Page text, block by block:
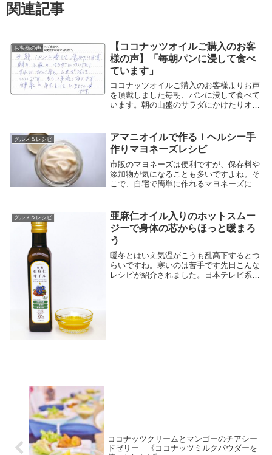
関連記事
お客様の声
【ココナッツオイルご購入のお客
様の声】「毎朝パンに浸して食べ
ています」
ココナッツオイルご購入のお客様よりお声
を頂戴しました毎朝、パンに浸して食べて
います。朝の山盛のサラダにかけたりオリ
いきたいです。兵庫県 S様いつもご愛用
いただき、誠...
グルメ＆レシピ
アマニオイルで作る！ヘルシー手
作りマヨネーズレシピ
市販のマヨネーズは便利ですが、保存料や
添加物が気になることも多いですよね。そ
こで、自宅で簡単に作れるマヨネーズにチ
ーに仕上げることができます。特に、今回
はオメガ3脂...
グルメ＆レシピ
亜麻仁オイル入りのホットスムー
ジーで身体の芯からほっと暖まろ
う
暖冬とはいえ気温がこうも乱高下するとつ
らいですね。寒いのは苦手です先日こんな
レシピが紹介されました。日本テレビ系
ココナッツクリームとマンゴーのチアシー
ドゼリー 《ココナッツミルクパウダーを